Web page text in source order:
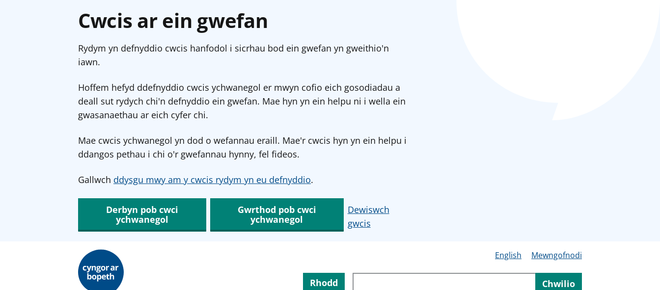
Cwcis ar ein gwefan
Rydym yn defnyddio cwcis hanfodol i sicrhau bod ein gwefan yn gweithio'n
iawn.
Hoffem hefyd ddefnyddio cwcis ychwanegol er mwyn cofio eich gosodiadau a
deall sut rydych chi'n defnyddio ein gwefan. Mae hyn yn ein helpu ni i wella ein
gwasanaethau ar eich cyfer chi.
Mae cwcis ychwanegol yn dod o wefannau eraill. Mae'r cwcis hyn yn ein helpu i
ddangos pethau i chi o'r gwefannau hynny, fel fideos.
Gallwch ddysgu mwy am y cwcis rydym yn eu defnyddio.
Derbyn pob cwci
ychwanegol
Gwrthod pob cwci
ychwanegol
Dewiswch
gwcis
English Mewngofnodi
Rhodd Chwilio